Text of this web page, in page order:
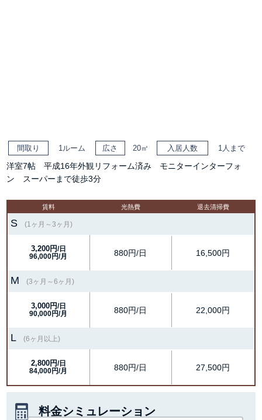
間取り 1ルーム 広さ 20㎡ 入居人数 1人まで
洋室7帖 平成16年外観リフォーム済み モニターインターフォ
ン スーパーまで徒歩3分
賃料 光熱費 退去清掃費
S (1ヶ月～3ヶ月)
3,200円/日
96,000円/月
880円/日 16,500円
M (3ヶ月～6ヶ月)
3,000円/日
90,000円/月
880円/日 22,000円
L (6ヶ月以上)
2,800円/日
84,000円/月
880円/日 27,500円
料金シミュレーション